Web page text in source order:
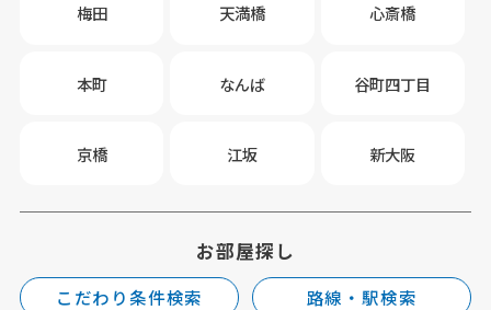
梅田 天満橋 心斎橋
本町 なんば 谷町四丁目
京橋 江坂 新大阪
お部屋探し
こだわり条件検索
路線・駅検索